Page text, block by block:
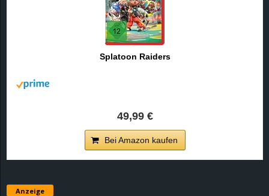
Splatoon Raiders
49,99 €
Bei Amazon kaufen
Anzeige